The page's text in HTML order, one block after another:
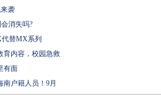
袭
消失吗?
替MX系列
育内容，校园急救
有面
南户籍人员！9月